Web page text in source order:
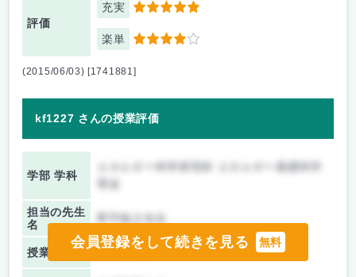
会員登録をして続きを見る 無料
評価
充実 5
楽単 4
(2015/06/03) [1741881]
kf1227 さんの授業評価
学部 学科
担当の先生
名
野平俊之先生
授業種別 専門科目